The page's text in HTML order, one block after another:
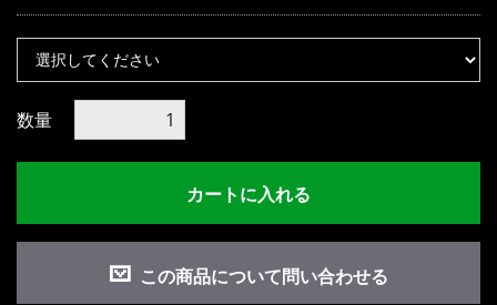
数量
カートに入れる
この商品について問い合わせる
お買い物を続ける